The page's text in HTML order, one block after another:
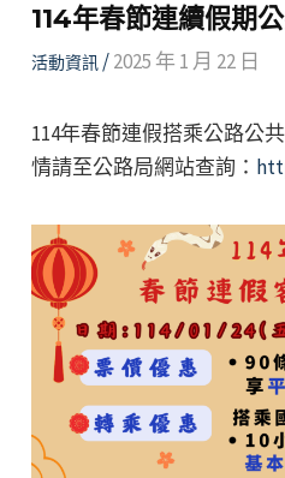
114年春節連續假期
活動資訊/2025 年 1 月 22 日
114年春節連假搭乘公路公
情請至公路局網站查詢：